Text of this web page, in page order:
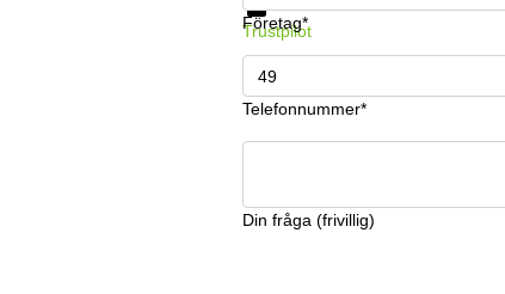
Företag*
Telefonnummer*
Din fråga (frivillig)
Trustpilot